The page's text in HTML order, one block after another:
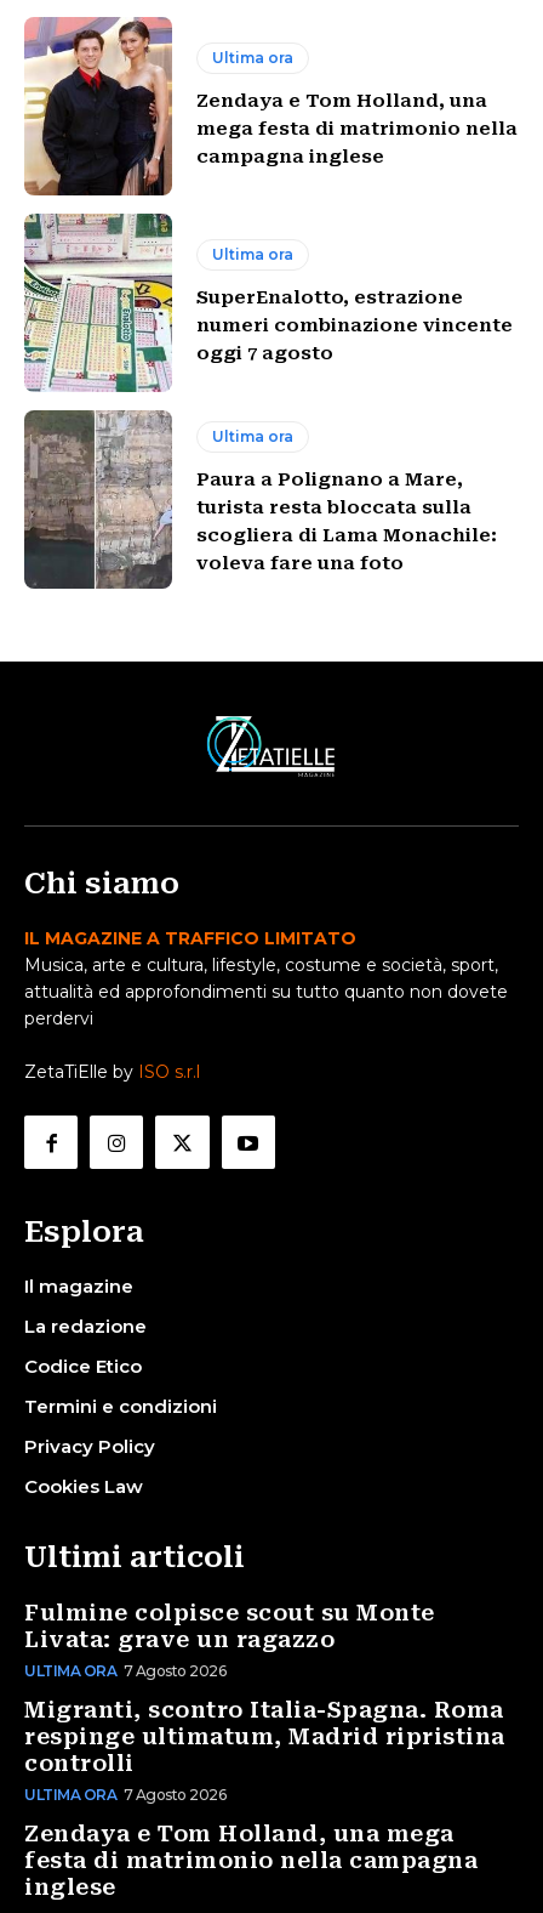
Ultima ora
Zendaya e Tom Holland, una
mega festa di matrimonio nella
campagna inglese
Ultima ora
SuperEnalotto, estrazione
numeri combinazione vincente
oggi 7 agosto
Ultima ora
Paura a Polignano a Mare,
turista resta bloccata sulla
scogliera di Lama Monachile:
voleva fare una foto
Chi siamo
IL MAGAZINE A TRAFFICO LIMITATO
Musica, arte e cultura, lifestyle, costume e società, sport,
attualità ed approfondimenti su tutto quanto non dovete
perdervi
ZetaTiElle by ISO s.r.l
Esplora
Il magazine
La redazione
Codice Etico
Termini e condizioni
Privacy Policy
Cookies Law
Ultimi articoli
Fulmine colpisce scout su Monte
Livata: grave un ragazzo
ULTIMA ORA 7 Agosto 2026
Migranti, scontro Italia-Spagna. Roma
respinge ultimatum, Madrid ripristina
controlli
ULTIMA ORA 7 Agosto 2026
Zendaya e Tom Holland, una mega
festa di matrimonio nella campagna
inglese